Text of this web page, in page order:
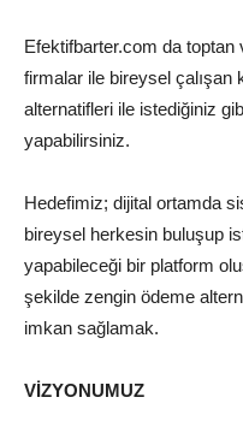
Efektifbarter.com da
firmalar ile bireysel çalışan
alternatifleri ile istediğiniz
yapabilirsiniz.
Hedefimiz; dijital ortamda
bireysel herkesin buluşup
yapabileceği bir platform
şekilde zengin ödeme
imkan sağlamak.
VİZYONUMUZ